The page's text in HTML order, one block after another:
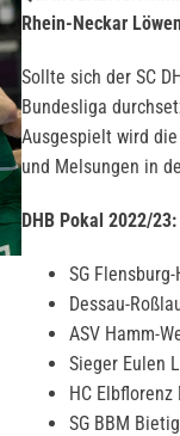
Rhein-Neckar
Sollte sich der SC
Bundesliga
Ausgespielt wird
und Melsungen in
DHB Pokal 2022/
SG
Dessau-
ASV Hamm-
Sieger Eulen
HC Elbflorenz
SG BBM